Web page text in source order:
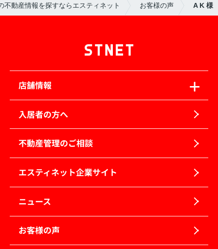
不動産情報を探すならエスティネット お客様の声 A K 様
店舗情報
入居者の方へ
不動産管理のご相談
エスティネット企業サイト
ニュース
お客様の声